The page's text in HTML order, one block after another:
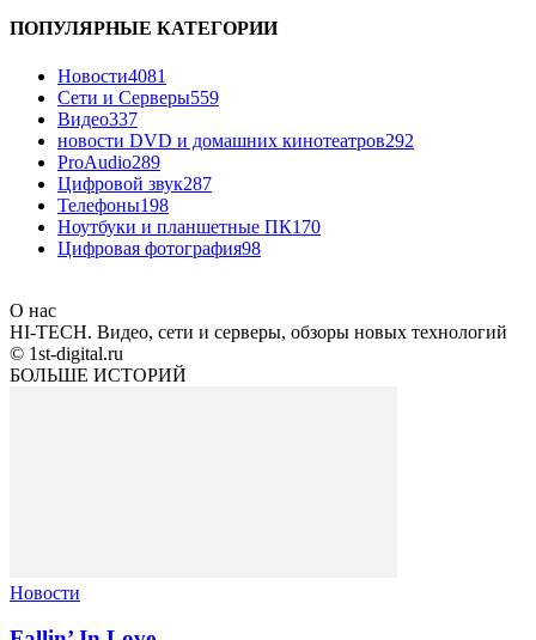
ПОПУЛЯРНЫЕ КАТЕГОРИИ
Новости4081
Сети и Серверы559
Видео337
новости DVD и домашних кинотеатров292
ProAudio289
Цифровой звук287
Телефоны198
Ноутбуки и планшетные ПК170
Цифровая фотография98
О нас
HI-TECH. Видео, сети и серверы, обзоры новых технологий
© 1st-digital.ru
БОЛЬШЕ ИСТОРИЙ
Новости